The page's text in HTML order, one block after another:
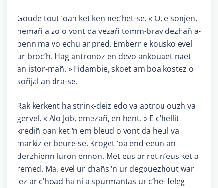
Goude tout ‘oan ket ken nec’het-se. « O, e soñjen,
hemañ a zo o vont da vezañ tomm-brav dezhañ a-
benn ma vo echu ar pred. Emberr e kousko evel
ur broc’h. Hag antronoz en devo ankouaet naet
an istor-mañ. » Fidambie, skoet am boa kostez o
soñjal an dra-se.
Rak kerkent ha strink-deiz edo va aotrou ouzh va
gervel. « Alo Job, emezañ, en hent. » E c’hellit
krediñ oan ket ‘n em bleud o vont da heul va
markiz er beure-se. Kroget ‘oa end-eeun an
derzhienn luron ennon. Met eus ar ret n’eus ket a
remed. Ma, evel ur chañs ‘n ur degouezhout war
lez ar c’hoad ha ni a spurmantas ur c’he- feleg